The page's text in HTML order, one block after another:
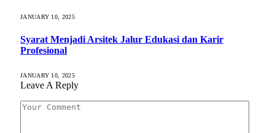
JANUARY 10, 2025
Syarat Menjadi Arsitek Jalur Edukasi dan Karir
Profesional
JANUARY 10, 2025
Leave A Reply